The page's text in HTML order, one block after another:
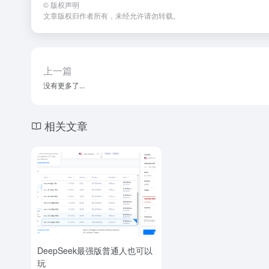
© 版权声明
文章版权归作者所有，未经允许请勿转载。
上一篇
没有更多了...
相关文章
DeepSeek最强版普通人也可以
玩